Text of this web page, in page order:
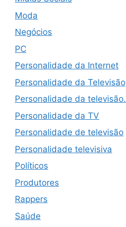
Moda
Negócios
PC
Personalidade da Internet
Personalidade da Televisão
Personalidade da televisão.
Personalidade da TV
Personalidade de televisão
Personalidade televisiva
Políticos
Produtores
Rappers
Saúde